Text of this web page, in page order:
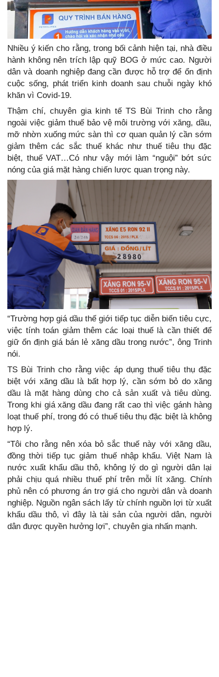
Nhiều ý kiến cho rằng, trong bối cảnh hiện tại, nhà điều
hành không nên trích lập quỹ BOG ở mức cao. Người
dân và doanh nghiệp đang cần được hỗ trợ để ổn định
cuộc sống, phát triển kinh doanh sau chuỗi ngày khó
khăn vì Covid-19.
Thậm chí, chuyên gia kinh tế TS Bùi Trinh cho rằng
ngoài việc giảm thuế bảo vệ môi trường với xăng, dầu,
mỡ nhờn xuống mức sàn thì cơ quan quản lý cần sớm
giảm thêm các sắc thuế khác như thuế tiêu thụ đặc
biệt, thuế VAT…Có như vậy mới làm “nguội” bớt sức
nóng của giá mặt hàng chiến lược quan trọng này.
“Trường hợp giá dầu thế giới tiếp tục diễn biến tiêu cực,
việc tính toán giảm thêm các loại thuế là cần thiết để
giữ ổn định giá bán lẻ xăng dầu trong nước”, ông Trinh
nói.
TS Bùi Trinh cho rằng việc áp dụng thuế tiêu thụ đặc
biệt với xăng dầu là bất hợp lý, cần sớm bỏ do xăng
dầu là mặt hàng dùng cho cả sản xuất và tiêu dùng.
Trong khi giá xăng dầu đang rất cao thì việc gánh hàng
loạt thuế phí, trong đó có thuế tiêu thụ đặc biệt là không
hợp lý.
“Tôi cho rằng nên xóa bỏ sắc thuế này với xăng dầu,
đồng thời tiếp tục giảm thuế nhập khẩu. Việt Nam là
nước xuất khẩu dầu thô, không lý do gì người dân lại
phải chịu quá nhiều thuế phí trên mỗi lít xăng. Chính
phủ nên có phương án trợ giá cho người dân và doanh
nghiệp. Nguồn ngân sách lấy từ chính nguồn lợi từ xuất
khẩu dầu thô, vì đây là tài sản của người dân, người
dân được quyền hưởng lợi”, chuyên gia nhấn mạnh.